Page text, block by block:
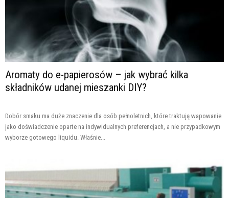
Aromaty do e-papierosów – jak wybrać kilka
składników udanej mieszanki DIY?
Dobór smaku ma duże znaczenie dla osób pełnoletnich, które traktują wapowanie
jako doświadczenie oparte na indywidualnych preferencjach, a nie przypadkowym
wyborze gotowego liquidu. Właśnie...